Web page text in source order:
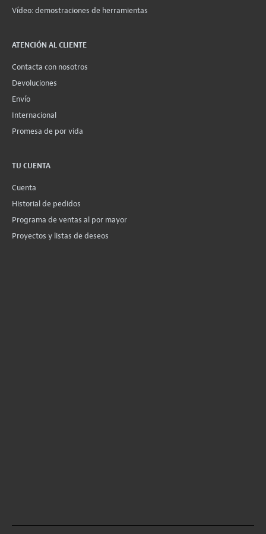
Vídeo: demostraciones de herramientas
ATENCIÓN AL CLIENTE
Contacta con nosotros
Devoluciones
Envío
Internacional
Promesa de por vida
TU CUENTA
Cuenta
Historial de pedidos
Programa de ventas al por mayor
Proyectos y listas de deseos